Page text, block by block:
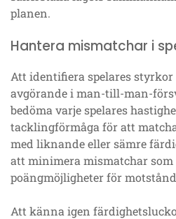
planen.
Hantera mismatchar i
Att identifiera spelares styrkor
avgörande i man-till-man-
bedöma varje spelares
tacklingförmåga för att
med liknande eller sämre
att minimera mismatchar
poängmöjligheter för
Att känna igen